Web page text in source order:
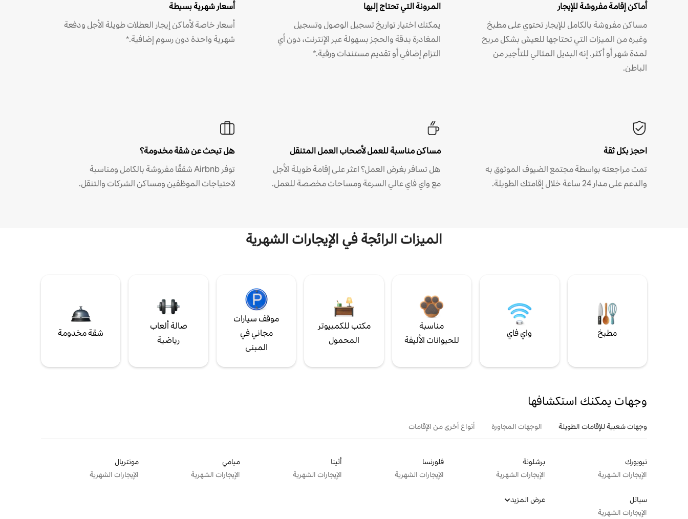
أماكن إقامة مفروشة للإيجار
مساكن مفروشة بالكامل للإيجار تحتوي على مطبخ
وغيره من الميزات التي تحتاجها للعيش بشكل مريح
لمدة شهر أو أكثر. إنه البديل المثالي للتأجير من
الباطن.
المرونة التي تحتاج إليها
يمكنك اختيار تواريخ تسجيل الوصول وتسجيل
المغادرة بدقة والحجز بسهولة عبر الإنترنت، دون أي
التزام إضافي أو تقديم مستندات ورقية.*
أسعار شهرية بسيطة
أسعار خاصة لأماكن إيجار العطلات طويلة الأجل ودفعة
شهرية واحدة دون رسوم إضافية.*
احجز بكل ثقة
تمت مراجعته بواسطة مجتمع الضيوف الموثوق به
والدعم على مدار 24 ساعة خلال إقامتك الطويلة.
مساكن مناسبة للعمل لأصحاب العمل المتنقل
هل تسافر بغرض العمل؟ اعثر على إقامة طويلة الأجل
مع واي فاي عالي السرعة ومساحات مخصصة للعمل.
هل تبحث عن شقة مخدومة؟
توفر Airbnb شققًا مفروشة بالكامل ومناسبة
لاحتياجات الموظفين ومساكن الشركات والتنقل.
الميزات الرائجة في الإيجارات الشهرية
مطبخ واي فاي
مناسبة
للحيوانات الأليفة
مكتب للكمبيوتر
المحمول
موقف سيارات
مجاني في
المبنى
صالة ألعاب
رياضية
شقة مخدومة
وجهات يمكنك استكشافها
وجهات شعبية للإقامات الطويلة الوجهات المجاورة أنواع أخرى من الإقامات
نيويورك
الإيجارات الشهرية
برشلونة
الإيجارات الشهرية
فلورنسا
الإيجارات الشهرية
أثينا
الإيجارات الشهرية
ميامي
الإيجارات الشهرية
مونتريال
الإيجارات الشهرية
سياتل
الإيجارات الشهرية
عرض المزيد